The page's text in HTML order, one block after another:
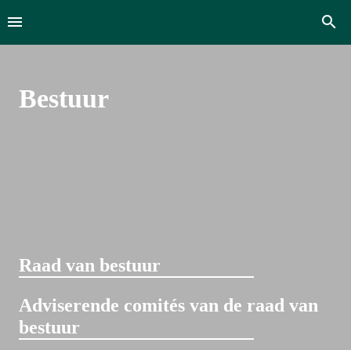
Bestuur
Raad van bestuur
Adviserende comités van de raad van
bestuur